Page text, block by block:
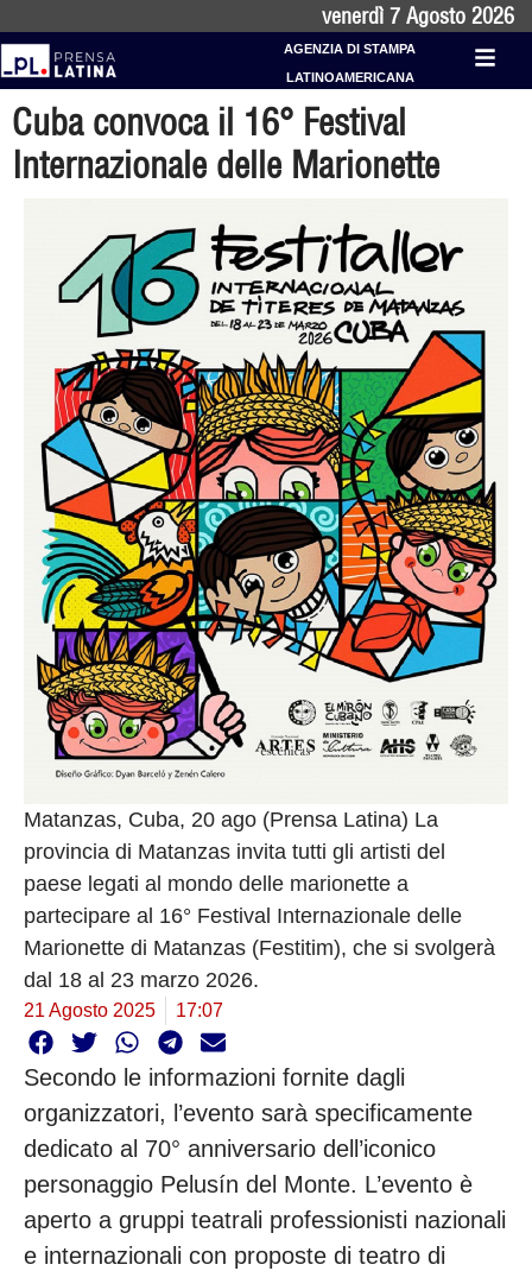
venerdì 7 Agosto 2026
AGENZIA DI STAMPA
LATINOAMERICANA
Cuba convoca il 16° Festival
Internazionale delle Marionette
Matanzas, Cuba, 20 ago (Prensa Latina) La
provincia di Matanzas invita tutti gli artisti del
paese legati al mondo delle marionette a
partecipare al 16° Festival Internazionale delle
Marionette di Matanzas (Festitim), che si svolgerà
dal 18 al 23 marzo 2026.
21 Agosto 2025 17:07
Secondo le informazioni fornite dagli
organizzatori, l’evento sarà specificamente
dedicato al 70° anniversario dell’iconico
personaggio Pelusín del Monte. L’evento è
aperto a gruppi teatrali professionisti nazionali
e internazionali con proposte di teatro di